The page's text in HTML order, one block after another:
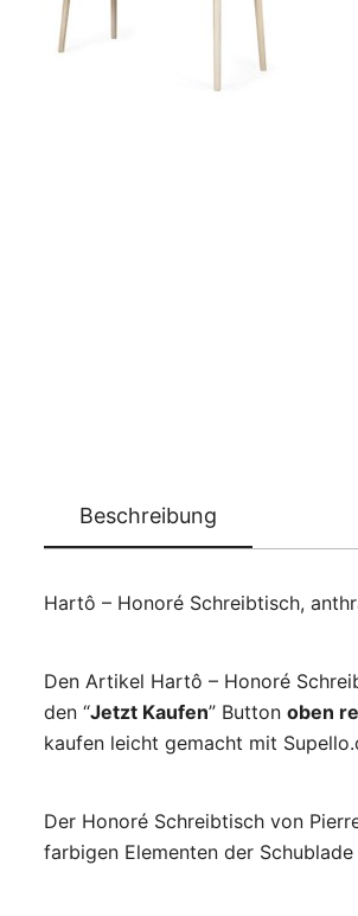
Beschreibung
Hartô – Honoré Schreibtisch,
Den Artikel Hartô – Honoré
den “Jetzt Kaufen” Button oben
kaufen leicht gemacht mit
Der Honoré Schreibtisch von
farbigen Elementen der